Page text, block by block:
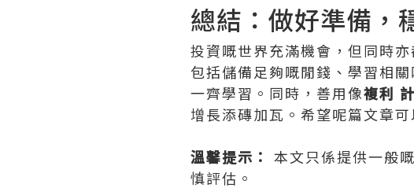
總結：做好準備，
投資嘅世界充滿機會，但同時
包括儲備足夠嘅閒錢、學習相
一齊學習。同時，善用像複利
增長添磚加瓦。希望呢篇文章
溫馨提示： 本文只係提供一般
慎評估。